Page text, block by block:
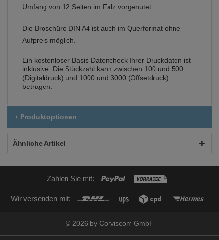
Umfang von 12 Seiten im Falz vorgenutet.
Die Broschüre DIN A4 ist auch im Querformat ohne
Aufpreis möglich.
Ein kostenloser Basis-Datencheck Ihrer Druckdaten ist
inklusive. Die Stückzahl kann zwischen 100 und 500
(Digitaldruck) und 1000 und 3000 (Offsetdruck)
betragen.
Produktoptionen
Ähnliche Artikel
Zahlen Sie mit:
Wir versenden mit:
© 2026 by Corviscom GmbH